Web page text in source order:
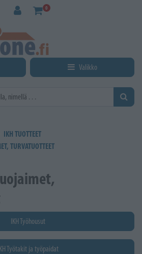
0
Valikko
IKH TUOTTEET
TURVATUOTTEET
IKH Työhousut
Työtakit ja työpaidat